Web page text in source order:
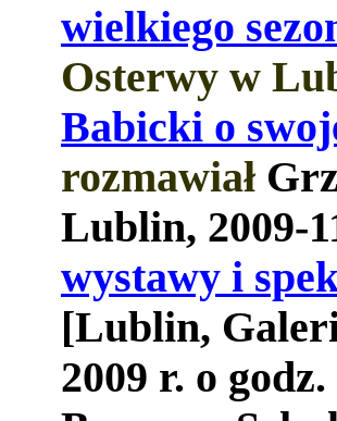
wielkiego
Osterwy w
Babicki o
rozmawiał
Lublin, 2009-
wystawy i
[Lublin,
2009 r. o